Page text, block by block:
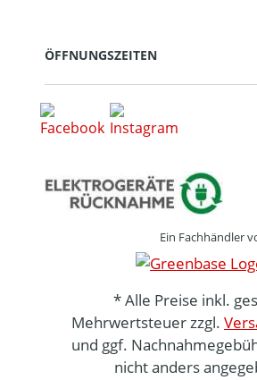
ÖFFNUNGSZEITEN
Ein Fachhändler
* Alle Preise inkl.
Mehrwertsteuer zzgl.
und ggf.
nicht anders